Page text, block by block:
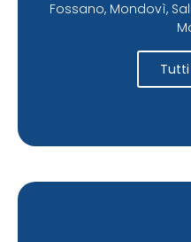
Fossano, Mondovì,
Tutti